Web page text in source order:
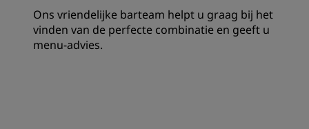
Ons vriendelijke barteam helpt u graag bij het
vinden van de perfecte combinatie en geeft u
menu-advies.